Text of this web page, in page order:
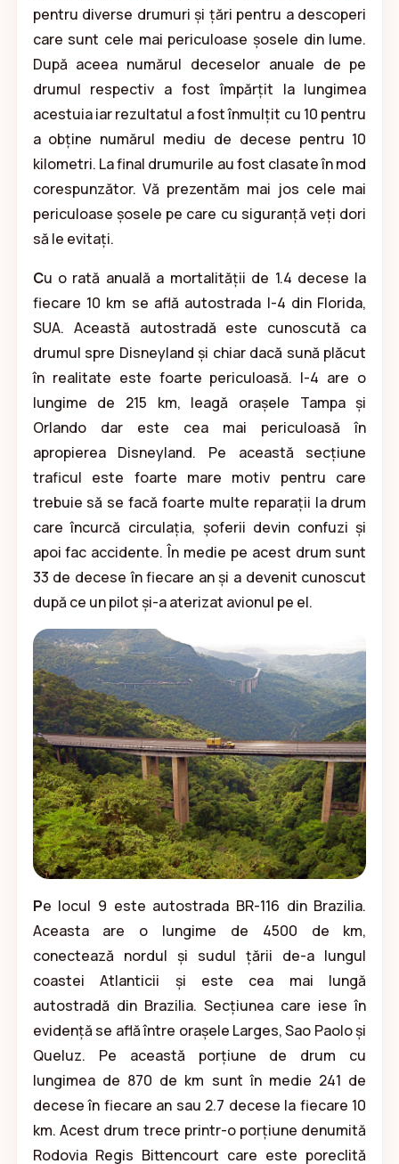
pentru diverse drumuri și țări pentru a descoperi
care sunt cele mai periculoase șosele din lume.
După aceea numărul deceselor anuale de pe
drumul respectiv a fost împărțit la lungimea
acestuia iar rezultatul a fost înmulțit cu 10 pentru
a obține numărul mediu de decese pentru 10
kilometri. La final drumurile au fost clasate în mod
corespunzător. Vă prezentăm mai jos cele mai
periculoase șosele pe care cu siguranță veți dori
să le evitați.
Cu o rată anuală a mortalității de 1.4 decese la
fiecare 10 km se află autostrada I-4 din Florida,
SUA. Această autostradă este cunoscută ca
drumul spre Disneyland și chiar dacă sună plăcut
în realitate este foarte periculoasă. I-4 are o
lungime de 215 km, leagă orașele Tampa și
Orlando dar este cea mai periculoasă în
apropierea Disneyland. Pe această secțiune
traficul este foarte mare motiv pentru care
trebuie să se facă foarte multe reparații la drum
care încurcă circulația, șoferii devin confuzi și
apoi fac accidente. În medie pe acest drum sunt
33 de decese în fiecare an și a devenit cunoscut
după ce un pilot și-a aterizat avionul pe el.
Pe locul 9 este autostrada BR-116 din Brazilia.
Aceasta are o lungime de 4500 de km,
conectează nordul și sudul țării de-a lungul
coastei Atlanticii și este cea mai lungă
autostradă din Brazilia. Secțiunea care iese în
evidență se află între orașele Larges, Sao Paolo și
Queluz. Pe această porțiune de drum cu
lungimea de 870 de km sunt în medie 241 de
decese în fiecare an sau 2.7 decese la fiecare 10
km. Acest drum trece printr-o porțiune denumită
Rodovia Regis Bittencourt care este poreclită